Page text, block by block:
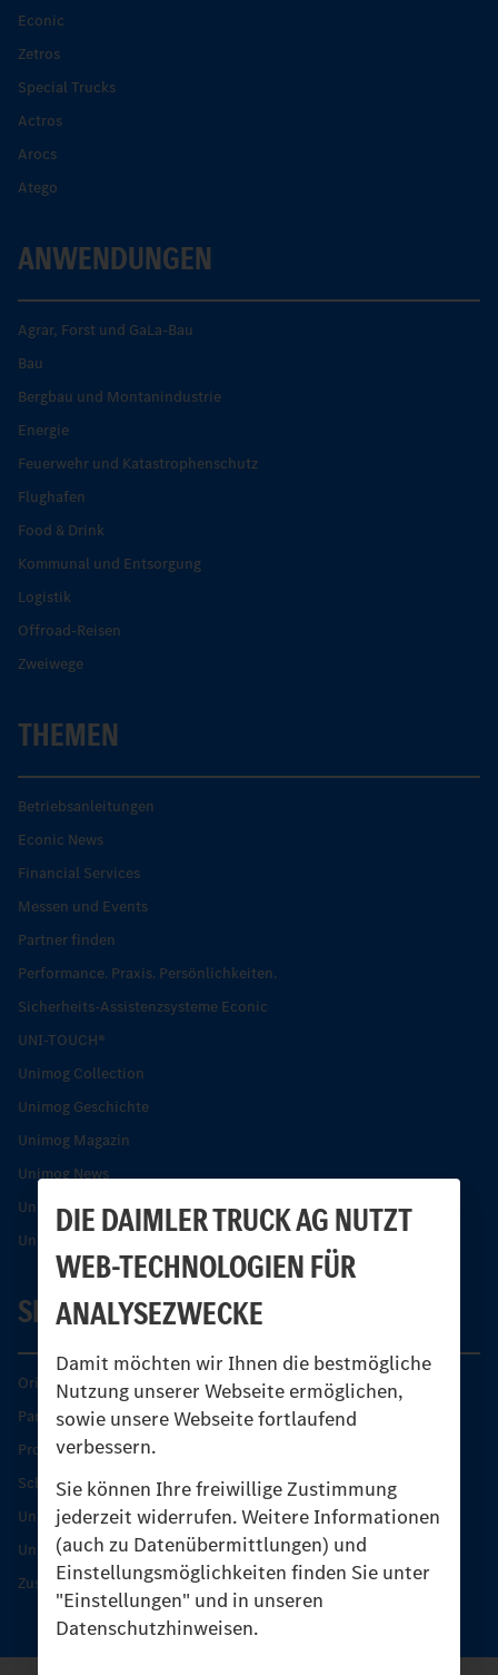
DIE DAIMLER TRUCK AG NUTZT
WEB-TECHNOLOGIEN FÜR
ANALYSEZWECKE
Damit möchten wir Ihnen die bestmögliche
Nutzung unserer Webseite ermöglichen,
sowie unsere Webseite fortlaufend
verbessern.
Sie können Ihre freiwillige Zustimmung
jederzeit widerrufen. Weitere Informationen
(auch zu Datenübermittlungen) und
Einstellungsmöglichkeiten finden Sie unter
"Einstellungen" und in unseren
Datenschutzhinweisen.
Econic
Zetros
Special Trucks
Actros
Arocs
Atego
ANWENDUNGEN
Agrar, Forst und GaLa-Bau
Bau
Bergbau und Montanindustrie
Energie
Feuerwehr und Katastrophenschutz
Flughafen
Food & Drink
Kommunal und Entsorgung
Logistik
Offroad-Reisen
Zweiwege
THEMEN
Betriebsanleitungen
Econic News
Financial Services
Messen und Events
Partner finden
Performance. Praxis. Persönlichkeiten.
Sicherheits-Assistenzsysteme Econic
UNI-TOUCH®
Unimog Collection
Unimog Geschichte
Unimog Magazin
Unimog News
Unimog Partner-Portal
Unimog Sicherheit
SERVICE
Original-Teile
Partner finden
Produkt-Highlights
Schutz und Werterhalt
Unimog Serviceangebot
Unimog Servicetage
Zusatzleistungen